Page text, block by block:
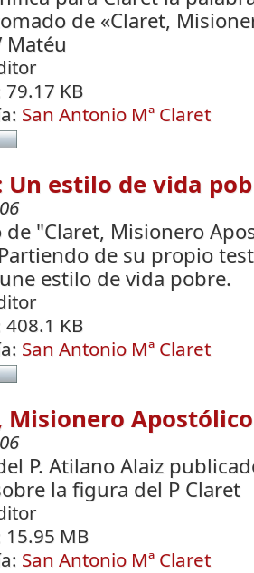
de «Claret,
Matéu
79.17 KB
San Antonio Mª Claret
Un estilo de vida
de "Claret, Misionero
de su propio
estilo de vida pobre.
408.1 KB
San Antonio Mª Claret
Misionero Apostólico
P. Atilano Alaiz
la figura del P Claret
15.95 MB
San Antonio Mª Claret